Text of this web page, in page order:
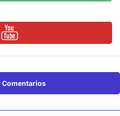
Comentarios